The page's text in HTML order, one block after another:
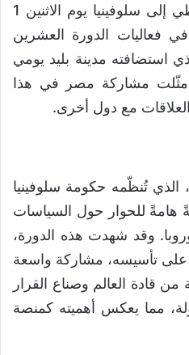
سافر الدكتور بدر عبد العاطي إلى سلوفينيا يوم الاثنين 1
في فعاليات الدورة العشرين
استضافته مدينة بليد يومي
2025. وقد مثّلت مشاركة مصر في هذا
مع دول أخرى.
الذي تُنظّمه حكومة سلوفينيا
عام 2006، منصةً هامةً للحوار حول السياسات
وقد شهدت هذه الدورة،
تأسيسه، مشاركة واسعة
2000 شخصية من قادة العالم وصناع القرار
من أكثر من 50 دولة، مما يعكس أهميته كمنصة